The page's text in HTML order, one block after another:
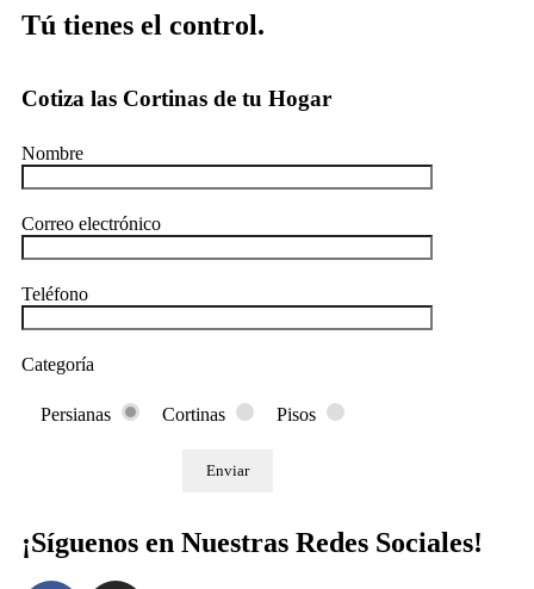
Tú tienes el control.
Cotiza las Cortinas de tu Hogar
Nombre
Correo electrónico
Teléfono
Categoría
Persianas Cortinas Pisos
¡Síguenos en Nuestras Redes Sociales!